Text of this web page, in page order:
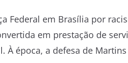
Federal em Brasília por
em prestação de
época, a defesa de